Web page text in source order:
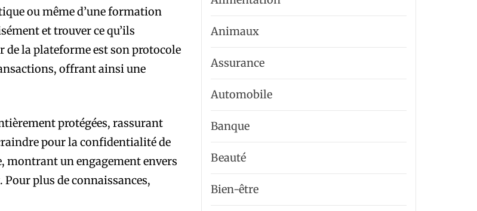
ou même d’une formation
et trouver ce qu’ils
de la plateforme est son protocole
offrant ainsi une
protégées, rassurant
pour la confidentialité de
montrant un engagement envers
plus de connaissances,
Animaux
Assurance
Automobile
Banque
Beauté
Bien-être